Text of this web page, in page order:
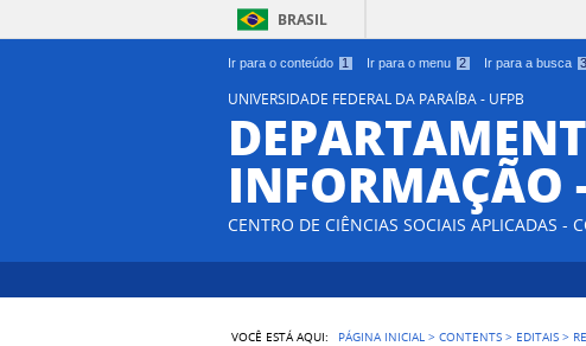
Ir para o conteúdo 1 Ir para o menu 2 Ir para a busca 3
BRASIL
UNIVERSIDADE FEDERAL DA PARAÍBA - UFPB
INFORMAÇÃO
CENTRO DE CIÊNCIAS SOCIAIS APLICADAS -
VOCÊ ESTÁ AQUI: PÁGINA INICIAL >CONTENTS > EDITAIS >